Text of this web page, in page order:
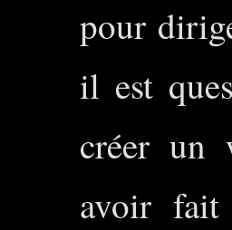
pour
il est
créer un
avoir fait